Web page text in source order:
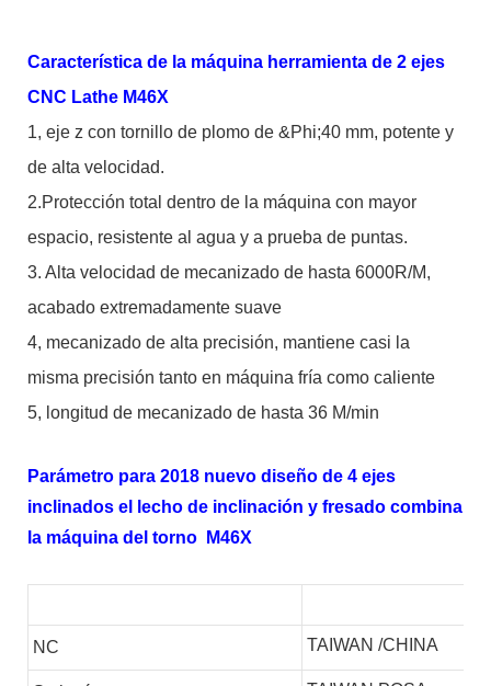
Característica de la máquina herramienta de 2 ejes
CNC Lathe M46X
1, eje z con tornillo de plomo de &Phi;40 mm, potente y
de alta velocidad.
2.Protección total dentro de la máquina con mayor
espacio, resistente al agua y a prueba de puntas.
3. Alta velocidad de mecanizado de hasta 6000R/M,
acabado extremadamente suave
4, mecanizado de alta precisión, mantiene casi la
misma precisión tanto en máquina fría como caliente
5, longitud de mecanizado de hasta 36 M/min
Parámetro para 2018 nuevo diseño de 4 ejes
inclinados el lecho de inclinación y fresado combina
la máquina del torno M46X
NC TAIWAN /CHINA